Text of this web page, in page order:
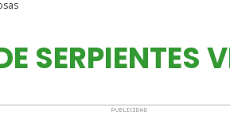
SERPIENTES